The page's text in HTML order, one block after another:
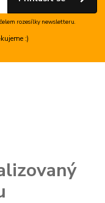
rozesílky newsletteru.
:)